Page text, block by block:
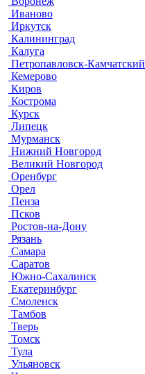
Иваново
Иркутск
Калининград
Калуга
Петропавловск-Камчатский
Кемерово
Киров
Кострома
Курск
Липецк
Мурманск
Нижний Новгород
Великий Новгород
Оренбург
Орел
Пенза
Псков
Ростов-на-Дону
Рязань
Самара
Саратов
Южно-Сахалинск
Екатеринбург
Смоленск
Тамбов
Тверь
Томск
Тула
Ульяновск